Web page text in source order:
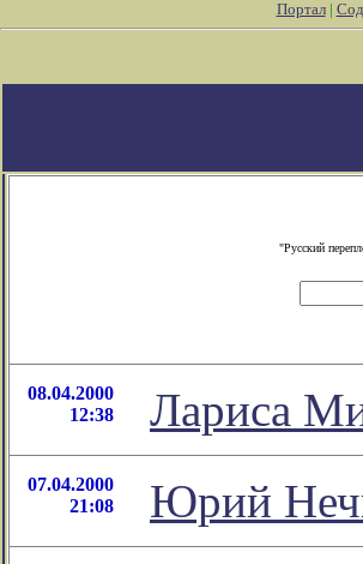
Портал|
"Русский
08.04.2000
12:38
Лариса
07.04.2000
21:08
Юрий